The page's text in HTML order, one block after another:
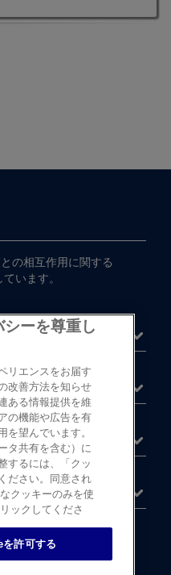
の​相互作用に​関する​
います。
ーを尊重し
リエンスをお届す
改善方法を知らせ
ある情報提供を維
の機能や広告を有
を望んでいます。
タ共有を含む）に
するには、「クッ
ださい。同意され
クッキーのみを使
ックしてくださ
許可する